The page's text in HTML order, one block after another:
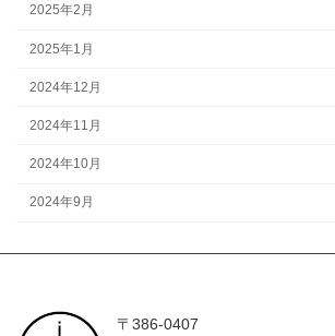
2025年2月
2025年1月
2024年12月
2024年11月
2024年10月
2024年9月
〒386-0407